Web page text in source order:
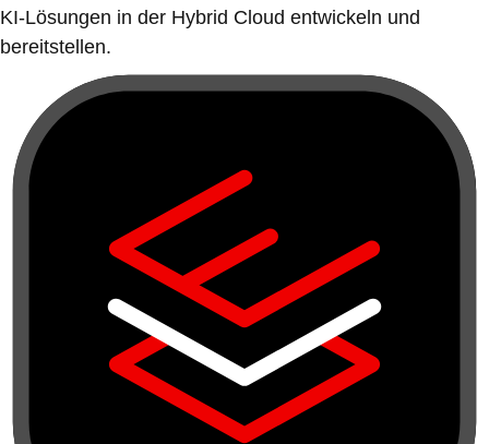
KI-Lösungen in der Hybrid Cloud entwickeln und
bereitstellen.